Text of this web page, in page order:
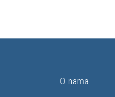
O nama